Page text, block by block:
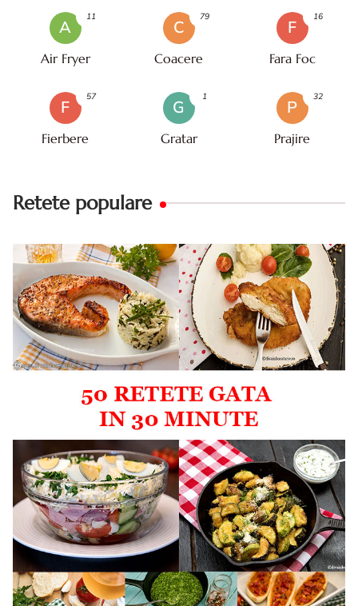
A
Air Fryer
11
C
Coacere
79
F
Fara Foc
16
F
Fierbere
57
G
Gratar
1
P
Prajire
32
Retete populare